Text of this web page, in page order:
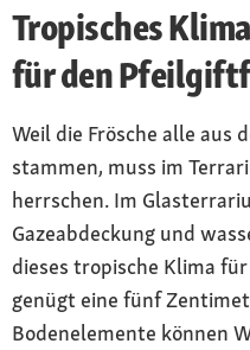
Tropisches
für den
Weil die Frösche alle aus
stammen, muss im
herrschen. Im
Gazeabdeckung und
dieses tropische Klima
genügt eine fünf
Bodenelemente können